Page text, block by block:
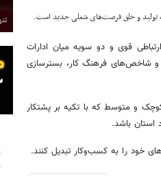
تولید و خلق فرصت‌های شغلی جدید است.
قوی و دو سویه میان ادارات
و شاخص‌های فرهنگ کار، بسترسازی
و متوسط که با تکیه بر پشتکار
استان باشد.
خود را به کسب‌وکار تبدیل کنند.